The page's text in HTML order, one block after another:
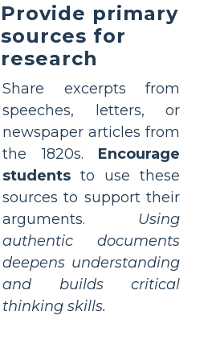
Provide primary
sources for
research
Share excerpts from
speeches, letters, or
newspaper articles from
the 1820s. Encourage
students to use these
sources to support their
arguments. Using
authentic documents
deepens understanding
and builds critical
thinking skills.